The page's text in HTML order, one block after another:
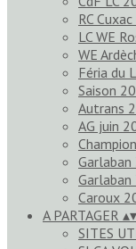
RC
LC WE
WE
Féria du
Saison
Autrans
AG juin
Caroux
A PARTAGER ▴▾
SITES